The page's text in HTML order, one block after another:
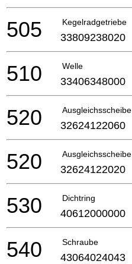
Kegelradgetriebe
505 33809238020
Welle
510 33406348000
Ausgleichsscheibe
520 32624122060
Ausgleichsscheibe
520 32624122020
Dichtring
530 40612000000
Schraube
540 43064024043